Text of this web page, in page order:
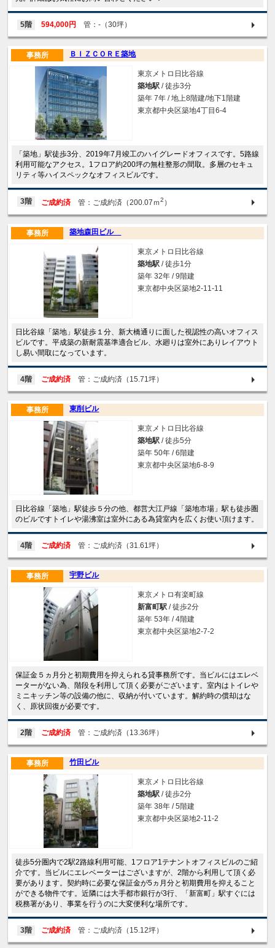
5階 594,000円 管：-（30坪）
ＢＩＺＣＯＲＥ築地
事務所
東京メトロ日比谷線
築地駅 / 徒歩3分
築年 7年 / 地上8階建/地下1階建
東京都中央区築地4丁目6-4
「築地」駅徒歩3分、2019年7月竣工のハイグレードオフィスです。5路線
利用可能なアクセス。1フロア約200坪の無柱整形の間取。多層のセキュ
リティ等ハイスペックなオフィスビルです。
3階 ご成約済 管：ご成約済（200.07ｍ2 ）
築地森田ビル
事務所
東京メトロ日比谷線
築地駅 / 徒歩1分
築年 32年 / 9階建
東京都中央区築地2-11-11
日比谷線「築地」駅徒歩１分、新大橋通りに面した視認性の高いオフィス
ビルです。平成築の新耐震基準適合ビル、水廻りは室外にありレイアウト
し易い間取になっています。
4階 ご成約済 管：ご成約済（15.71坪）
東削ビル
事務所
東京メトロ日比谷線
築地駅 / 徒歩5分
築年 50年 / 6階建
東京都中央区築地6-8-9
日比谷線「築地」駅徒歩５分の他、都営大江戸線「築地市場」駅も徒歩圏
のビルですトイレや湯沸室は室外にある為貸室内を広くお使い頂けます。
4階 ご成約済 管：ご成約済（31.61坪）
宇野ビル
事務所
東京メトロ有楽町線
新富町駅 / 徒歩2分
築年 53年 / 4階建
東京都中央区築地2-7-2
保証金５ヵ月分と初期費用を抑えられる貸事務所です。当ビルにはエレベ
ーターがない為、階段を利用して頂く必要がございます。室内はトイレや
ミニキッチン等の設備の他に、収納が付いています。解約時の償却はな
く、原状回復が必要です。
2階 ご成約済 管：ご成約済（13.36坪）
竹田ビル
事務所
東京メトロ日比谷線
築地駅 / 徒歩2分
築年 38年 / 5階建
東京都中央区築地2-11-2
徒歩5分圏内で2駅2路線利用可能、1フロア1テナントオフィスビルのご紹
介です。当ビルにエレベーターはございますが、2階から利用して頂く必
要があります。契約時に必要な保証金が5ヵ月分と初期費用を抑えること
ができる物件です。近隣には大手都市銀行が3行、「新富町」駅すぐには
税務署があり、事業を行うのに大変便利な場所です。
3階 ご成約済 管：ご成約済（15.12坪）